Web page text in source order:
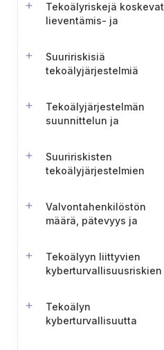
Tekoälyriskejä koskevat
lieventämis- ja
Suuririskisiä
tekoälyjärjestelmiä
Tekoälyjärjestelmän
suunnittelun ja
Suuririskisten
tekoälyjärjestelmien
Valvontahenkilöstön
määrä, pätevyys ja
Tekoälyyn liittyvien
kyberturvallisuusriskien
Tekoälyn
kyberturvallisuutta